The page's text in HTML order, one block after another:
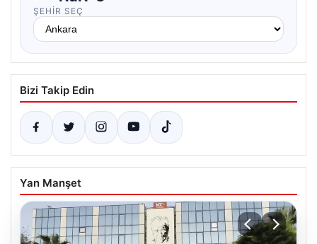
ŞEHIR SEÇ
Bizi Takip Edin
Yan Manşet